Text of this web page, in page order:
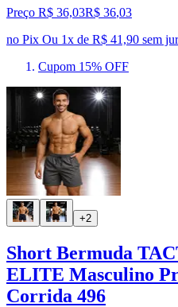
Preço R$ 36,03R$ 36,03
no Pix Ou 1x de R$ 41,90 sem
Cupom 15% OFF
+2
Short Bermuda
ELITE Masculino
Corrida 496